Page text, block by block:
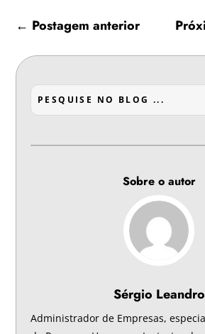
← Postagem anterior
Sobre o autor
Sérgio Leandro
Administrador de Empresas,